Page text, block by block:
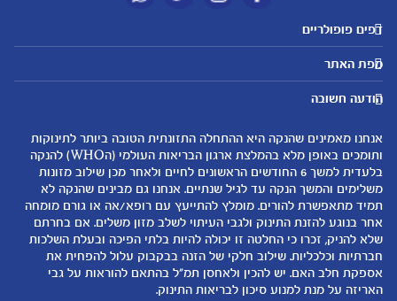
דפים פופולריים
מטרנה לשירותכם
היועצות שלנו
שאלות נפוצות
אודות
لموقع متيرنا باللغة العربية
מועדון מטרנה
רכישת מוצרים
המוצרים שלנו
קופונים
מפת האתר
אבני דרך
לקראת הריון
0-6 חודשים
6-12 חודשים
12-24 חודשים
נושאים
שמות לתינוקות
התפתחות התינוק
תזונת תינוקות
טיפול בתינוק
הנקה
להיות הורים
הודעה חשובה
אנחנו מאמינים שהנקה היא ההתחלה התזונתית הטובה ביותר לתינוקות
ותומכים באופן מלא בהמלצת ארגון הבריאות העולמי (הWHO) להנקה
בלעדית למשך 6 החודשים הראשונים לחיים ולאחר מכן שילוב מזונות
משלימים והמשך הנקה עד לגיל שנתיים. אנחנו גם מבינים שהנקה לא
תמיד מתאפשרת להורים. מומלץ להתייעץ עם רופא/אה או גורם מומחה
אחר בנוגע להזנת התינוק ולגבי העיתוי לשלב מזון משלים. אם בחרתם
שלא להניק, זכרו כי החלטה זו יכולה להיות בלתי הפיכה ובעלת השלכות
חברתיות וכלכליות. שילוב חלקי של הזנה בבקבוק עלול להפחית את
אספקת חלב האם. יש להכין ולאחסן תמ"ל בהתאם להוראות על גבי
האריזה על מנת למנוע סיכון לבריאות התינוק.